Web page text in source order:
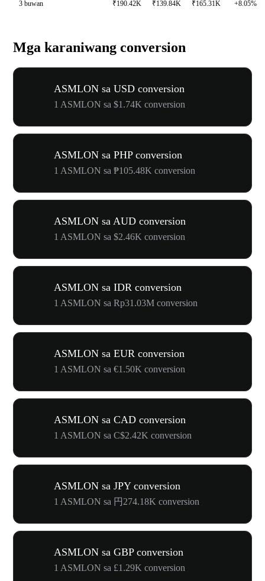
3 buwan ₹190.42K ₹139.84K ₹165.31K +8.05%
Mga karaniwang conversion
ASMLON sa USD conversion
1 ASMLON sa $1.74K conversion
ASMLON sa PHP conversion
1 ASMLON sa ₱105.48K conversion
ASMLON sa AUD conversion
1 ASMLON sa $2.46K conversion
ASMLON sa IDR conversion
1 ASMLON sa Rp31.03M conversion
ASMLON sa EUR conversion
1 ASMLON sa €1.50K conversion
ASMLON sa CAD conversion
1 ASMLON sa C$2.42K conversion
ASMLON sa JPY conversion
1 ASMLON sa 円274.18K conversion
ASMLON sa GBP conversion
1 ASMLON sa £1.29K conversion